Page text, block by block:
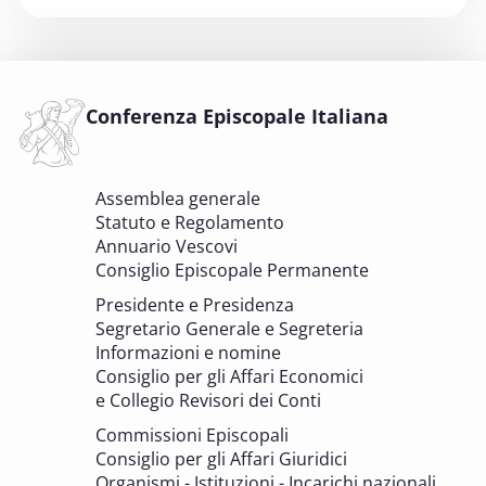
INTERVENTO A FAVORE DEI BENI CULTURALI ECCLESIASTICI E
DELL'EDILIZIA DI CULTO
Giornate di studio Associazione
Archivistica Ecclesiastica - Luoghi di
memoria. Artefici di cultura. Archivi
valorizzazione del patrimonio
BENI CULTURALI E EDILIZIA DI CULTO
7 OTTOBRE 2025
Consulta nazionale Beni culturali e Edilizia
di culto
BENI CULTURALI E EDILIZIA DI CULTO
Conferenza Episcopale Italiana
Assemblea generale
Statuto e Regolamento
Annuario Vescovi
Consiglio Episcopale Permanente
Presidente e Presidenza
Segretario Generale e Segreteria
Informazioni e nomine
Consiglio per gli Affari Economici
e Collegio Revisori dei Conti
Commissioni Episcopali
Consiglio per gli Affari Giuridici